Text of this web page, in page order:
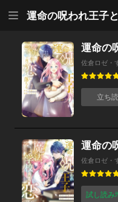
佐倉ロゼ・
立ち
佐倉ロゼ・
試し読み